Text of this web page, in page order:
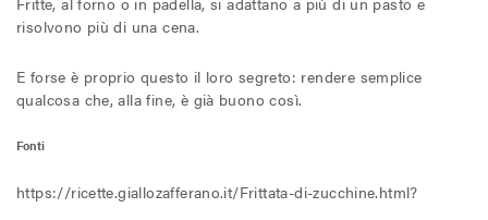
risolvono più di una cena.
E forse è proprio questo il loro segreto: rendere semplice
qualcosa che, alla fine, è già buono così.
Fonti
https://ricette.giallozafferano.it/Frittata-di-zucchine.html?